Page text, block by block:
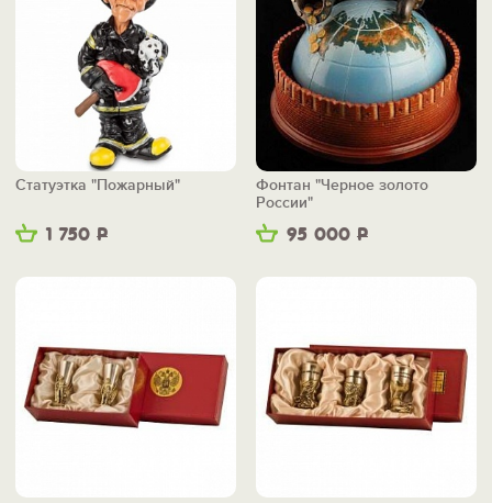
1 750 Р
Статуэтка "Пожарный"
95 000 Р
Фонтан "Черное золото
России"